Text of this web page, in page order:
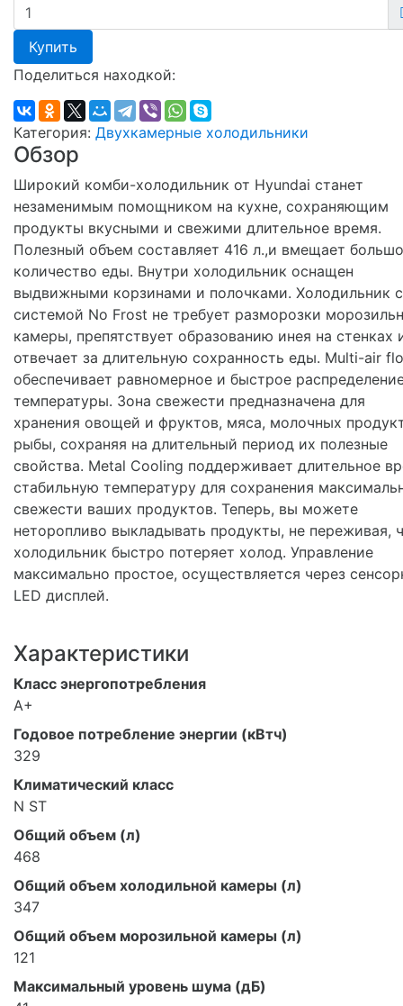
Купить
Поделиться находкой:
Категория: Двухкамерные холодильники
Обзор
Широкий комби-холодильник от Hyundai станет
незаменимым помощником на кухне, сохраняющим
продукты вкусными и свежими длительное время.
Полезный объем составляет 416 л.,и вмещает
количество еды. Внутри холодильник оснащен
выдвижными корзинами и полочками. Холодильник с
системой No Frost не требует разморозки
камеры, препятствует образованию инея на стенках
отвечает за длительную сохранность еды. Multi-air
обеспечивает равномерное и быстрое
температуры. Зона свежести предназначена для
хранения овощей и фруктов, мяса, молочных
рыбы, сохраняя на длительный период их полезные
свойства. Metal Cooling поддерживает длительное
стабильную температуру для сохранения
свежести ваших продуктов. Теперь, вы можете
неторопливо выкладывать продукты, не переживая,
холодильник быстро потеряет холод. Управление
максимально простое, осуществляется через
LED дисплей.
Характеристики
Класс энергопотребления
A+
Годовое потребление энергии (кВтч)
329
Климатический класс
N ST
Общий объем (л)
468
Общий объем холодильной камеры (л)
347
Общий объем морозильной камеры (л)
121
Максимальный уровень шума (дБ)